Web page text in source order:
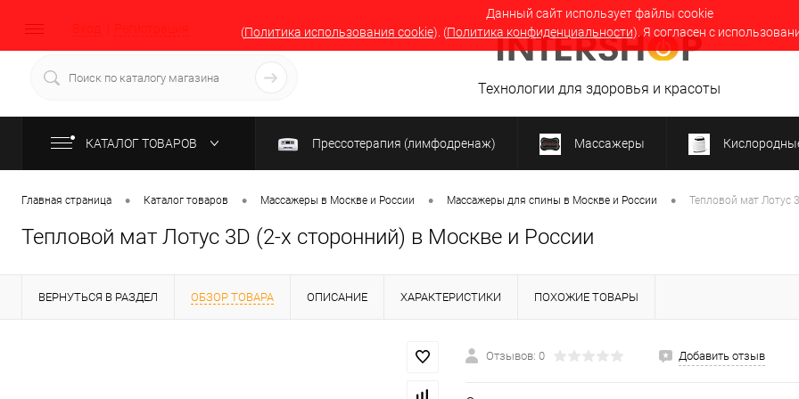
Данный сайт использует файлы cookie
(Политика использования cookie). (Политика конфиденциальности). Я согласен с
Вход Регистрация
Технологии для здоровья и красоты
КАТАЛОГ ТОВАРОВ Прессотерапия (лимфодренаж) Массажеры
Главная страница • Каталог товаров • Массажеры в Москве и России • Массажеры для спины в Москве и России • Тепловой мат Лотус
Тепловой мат Лотус 3D (2-х сторонний) в Москве и России
ВЕРНУТЬСЯ В РАЗДЕЛ ОБЗОР ТОВАРА ОПИСАНИЕ ХАРАКТЕРИСТИКИ ПОХОЖИЕ ТОВАРЫ
Отзывов: 0 Добавить отзыв